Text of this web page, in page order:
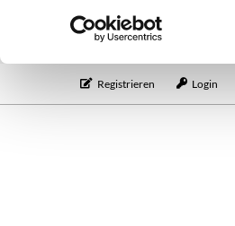
Registrieren Login